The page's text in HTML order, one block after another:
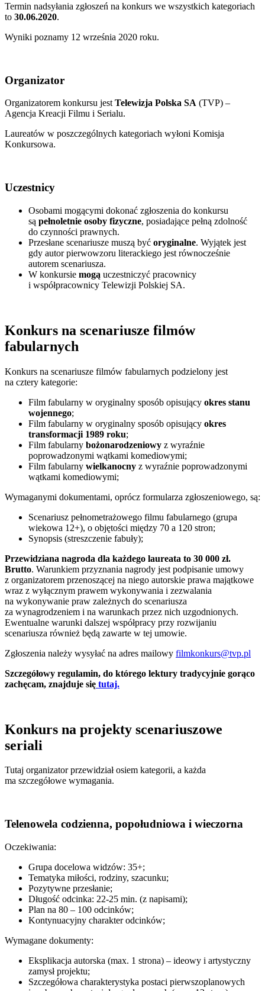
Termin nadsyłania zgłoszeń na konkurs we wszystkich kategoriach
to 30.06.2020.
Wyniki poznamy 12 września 2020 roku.
Organizator
Organizatorem konkursu jestTelewizja Polska SA (TVP) –
Agencja Kreacji Filmu i Serialu.
Laureatów w poszczególnych kategoriach wyłoni Komisja
Konkursowa.
Uczestnicy
Osobami mogącymi dokonać zgłoszenia do konkursu
są pełnoletnie osoby fizyczne, posiadające pełną zdolność
do czynności prawnych.
Przesłane scenariusze muszą być oryginalne. Wyjątek jest
gdy autor pierwowzoru literackiego jest równocześnie
autorem scenariusza.
W konkursie mogą uczestniczyć pracownicy
i współpracownicy Telewizji Polskiej SA.
Konkurs na scenariusze filmów
fabularnych
Konkurs na scenariusze filmów fabularnych podzielony jest
na cztery kategorie:
Film fabularny w oryginalny sposób opisujący okres stanu
wojennego;
Film fabularny w oryginalny sposób opisujący okres
transformacji 1989 roku;
Film fabularny bożonarodzeniowy z wyraźnie
poprowadzonymi wątkami komediowymi;
Film fabularny wielkanocny z wyraźnie poprowadzonymi
wątkami komediowymi;
Wymaganymi dokumentami, oprócz formularza zgłoszeniowego, są:
Scenariusz pełnometrażowego filmu fabularnego (grupa
wiekowa 12+), o objętości między 70 a 120 stron;
Synopsis (streszczenie fabuły);
Przewidziana nagroda dla każdego laureata to 30 000 zł.
Brutto. Warunkiem przyznania nagrody jest podpisanie umowy
z organizatorem przenoszącej na niego autorskie prawa majątkowe
wraz z wyłącznym prawem wykonywania i zezwalania
na wykonywanie praw zależnych do scenariusza
za wynagrodzeniem i na warunkach przez nich uzgodnionych.
Ewentualne warunki dalszej współpracy przy rozwijaniu
scenariusza również będą zawarte w tej umowie.
Zgłoszenia należy wysyłać na adres mailowy filmkonkurs@tvp.pl
Szczegółowy regulamin, do którego lektury tradycyjnie gorąco
zachęcam, znajduje się tutaj.
Konkurs na projekty scenariuszowe
seriali
Tutaj organizator przewidział osiem kategorii, a każda
ma szczegółowe wymagania.
Telenowela codzienna, popołudniowa i wieczorna
Oczekiwania:
Grupa docelowa widzów: 35+;
Tematyka miłości, rodziny, szacunku;
Pozytywne przesłanie;
Długość odcinka: 22-25 min. (z napisami);
Plan na 80 – 100 odcinków;
Kontynuacyjny charakter odcinków;
Wymagane dokumenty:
Eksplikacja autorska (max. 1 strona) – ideowy i artystyczny
zamysł projektu;
Szczegółowa charakterystyka postaci pierwszoplanowych